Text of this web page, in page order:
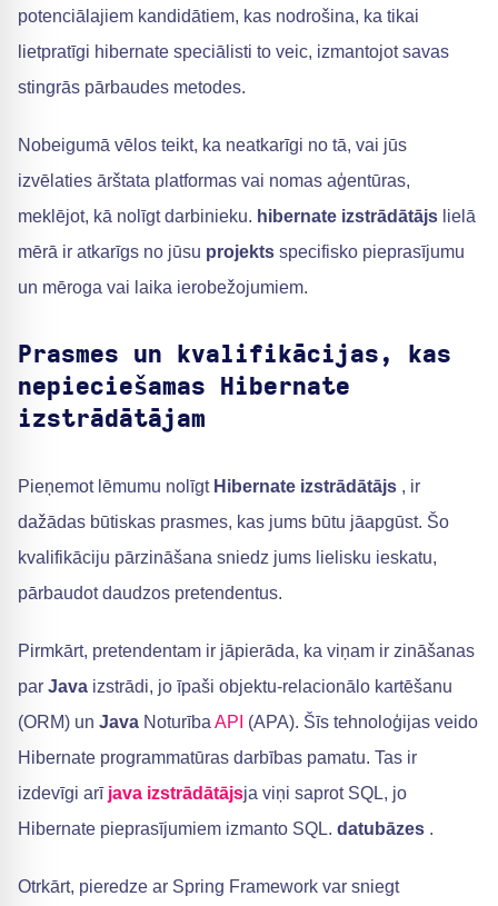
potenciālajiem kandidātiem, kas nodrošina, ka tikai
lietpratīgi hibernate speciālisti to veic, izmantojot savas
stingrās pārbaudes metodes.
Nobeigumā vēlos teikt, ka neatkarīgi no tā, vai jūs
izvēlaties ārštata platformas vai nomas aģentūras,
meklējot, kā nolīgt darbinieku. hibernate izstrādātājs lielā
mērā ir atkarīgs no jūsu projekts specifisko pieprasījumu
un mēroga vai laika ierobežojumiem.
Prasmes un kvalifikācijas, kas
nepieciešamas Hibernate
izstrādātājam
Pieņemot lēmumu nolīgt Hibernate izstrādātājs , ir
dažādas būtiskas prasmes, kas jums būtu jāapgūst. Šo
kvalifikāciju pārzināšana sniedz jums lielisku ieskatu,
pārbaudot daudzos pretendentus.
Pirmkārt, pretendentam ir jāpierāda, ka viņam ir zināšanas
par Java izstrādi, jo īpaši objektu-relacionālo kartēšanu
(ORM) un Java Noturība API (APA). Šīs tehnoloģijas veido
Hibernate programmatūras darbības pamatu. Tas ir
izdevīgi arī java izstrādātājsja viņi saprot SQL, jo
Hibernate pieprasījumiem izmanto SQL. datubāzes .
Otrkārt, pieredze ar Spring Framework var sniegt